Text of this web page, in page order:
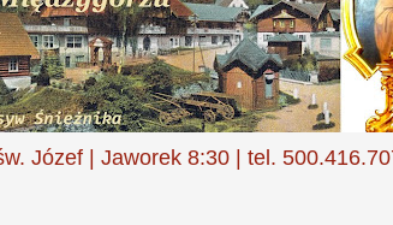
Józef | Jaworek 8:30 | tel.